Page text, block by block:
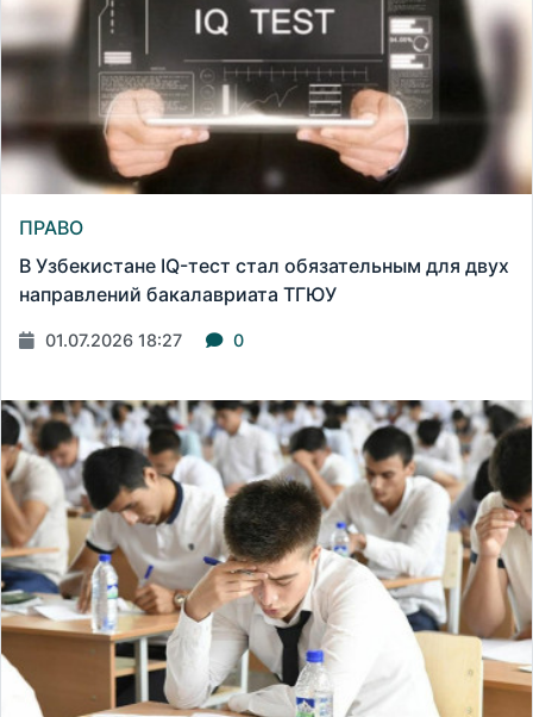
ПРАВО
В Узбекистане IQ-тест стал обязательным для двух
направлений бакалавриата ТГЮУ
01.07.2026 18:27 0